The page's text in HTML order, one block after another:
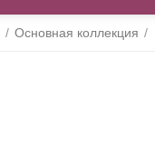
/ Основная коллекция /